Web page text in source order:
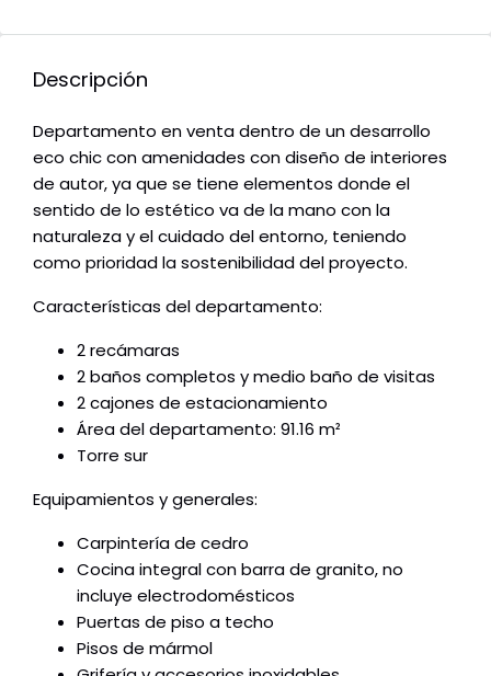
Descripción
Departamento en venta dentro de un desarrollo
eco chic con amenidades con diseño de interiores
de autor, ya que se tiene elementos donde el
sentido de lo estético va de la mano con la
naturaleza y el cuidado del entorno, teniendo
como prioridad la sostenibilidad del proyecto.
Características del departamento:
2 recámaras
2 baños completos y medio baño de visitas
2 cajones de estacionamiento
Área del departamento: 91.16 m²
Torre sur
Equipamientos y generales:
Carpintería de cedro
Cocina integral con barra de granito, no
incluye electrodomésticos
Puertas de piso a techo
Pisos de mármol